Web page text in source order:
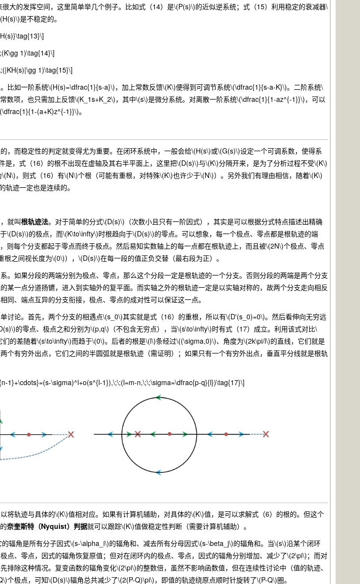
大的发挥空间，这里简单举几个例子。比如式（14）是\(P(s)\)的近似逆系统；式（15）利用稳定的衰减器\
是不稳定的。
1)\tag{14}\]
1)\tag{15}\]
如一阶系统\(H(s)=\dfrac{1}{s-a}\)，加上常数反馈\(K\)便得到可调节系统\(\dfrac{1}{s-a-K}\)。二阶系统\
数项，也只需加上反馈\(K_1s+K_2\)，其中\(s\)是微分系统。对离散一阶系统\(\dfrac{1}{1-az^{-1}}\)，可以
(a+K)z^{-1}}\)。
而稳定性的判定就变得尤为重要。在闭环系统中，一般会给\(H(s\)或\(G(s)\)设定一个可调系数，使得系
是，式（16）的根不出现在虚轴及其右半平面上，这里把\(D(s)\)与\(K\)分隔开来，是为了分析过程不受\(K\)
，则式（16）有\(N\)个根（可能有重根，对特殊\(K\)也许少于\(N\)）。另外我们有理由相信，随着\(K\)
迹一定也是连续的。
就叫根轨迹法。对于简单的分式\(D(s)\)（次数小且只有一阶因式），其实是可以根据分式特点描述出精确
\(D(s)\)的极点，而\(K\to\infty\)时根趋向于\(D(s)\)的零点。可以想象，每一个极点、零点都是根轨迹的端
则每个分支都起于零点而终于极点。然后易知实数轴上的每一点都在根轨迹上，而且被\(2N\)个极点、零点
之间视长度为\(0\)），\(D(s)\)在每一段的值正负交替（最右段为正）。
如果分段的两端分别为极点、零点，那么这个分段一定是根轨迹的一个分支。否则分段的两端是两个分支
某一点分道扬镳，进入到实轴外的复平面。而实轴之外的根轨迹一定是以实轴对称的，故两个分支走向相反
同、端点互异的分支衔接，极点、零点的成对性可以保证这一点。
论。首先，两个分支的相遇点\(s_0\)其实就是式（16）的重根，所以有\(D'(s_0)=0\)。然后看伸向无穷远
的零点、极点之和分别为\(p,q\)（不包含无穷点），当\(s\to\infty\)时有式（17）成立。利用该式对比\
的差随着\(s\to\infty\)而趋于\(0\)。后者的根是\(l\)条经过\((\sigma,0)\)、角度为\(2k\pi/l\)的直线，它们就是
个有穷外出点，它们之间的半圆弧就是根轨迹（需证明）；如果只有一个有穷外出点，垂直平分线就是根轨
1}+\cdots}=(s-\sigma)^l+o(s^{l-1}),\;\;(l=m-n,\;\;\sigma=\dfrac{p-q}{l})\tag{17}\]
轨迹与具体的\(K\)值相对应。如果有计算机辅助，对具体的\(K\)值，是可以求解式（6）的根的。但这个
奈奎斯特（Nyquist）判据就可以跟踪\(K\)值做稳定性判断（需要计算机辅助）。
角是所有分子因式\(s-\alpha_i\)的辐角和、减去所有分母因式\(s-\beta_j\)的辐角和。当\(s\)沿某个闭环
点、零点，因式的辐角恢复原值；但对在闭环内的极点、零点，因式的辐角分别增加、减少了\(2\pi\)；而对
排除这种情况。复变函数的辐角变化\(2\pi\)的整数倍，虽然不影响函数值，但在连续性讨论中（值的轨迹、
个极点，可知\(D(s)\)辐角总共减少了\(2(P-Q)\pi\)，即值的轨迹绕原点顺时针旋转了\(P-Q\)圈。